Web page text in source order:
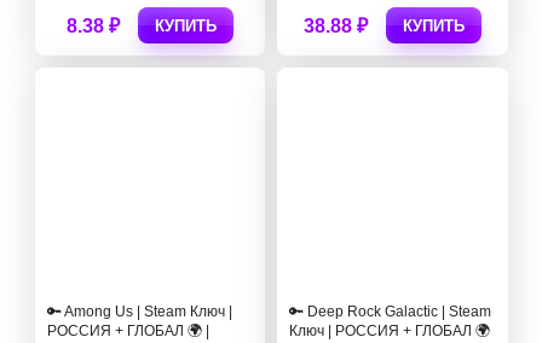
8.38 ₽ КУПИТЬ 38.88 ₽ КУПИТЬ
🔑 Among Us | Steam Ключ |
РОССИЯ + ГЛОБАЛ 🌍 |
🔑 Deep Rock Galactic | Steam
Ключ | РОССИЯ + ГЛОБАЛ 🌍